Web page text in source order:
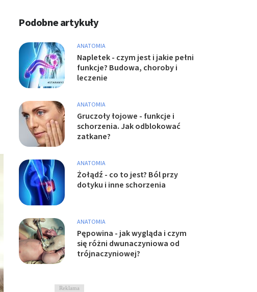
Podobne artykuły
ANATOMIA
Napletek - czym jest i jakie pełni
funkcje? Budowa, choroby i
leczenie
ANATOMIA
Gruczoły łojowe - funkcje i
schorzenia. Jak odblokować
zatkane?
ANATOMIA
Żołądź - co to jest? Ból przy
dotyku i inne schorzenia
ANATOMIA
Pępowina - jak wygląda i czym
się różni dwunaczyniowa od
trójnaczyniowej?
Reklama